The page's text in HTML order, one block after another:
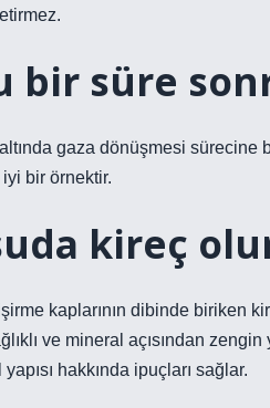
bir süre
altında gaza dönüşmesi
bir örnektir.
kireç
kaplarının dibinde biriken
ve mineral açısından
hakkında ipuçları sağlar.